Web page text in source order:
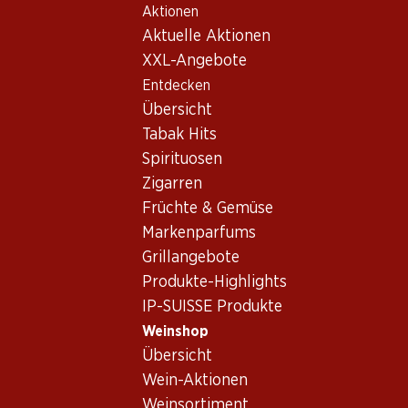
Aktionen
Aktuelle Aktionen
XXL-Angebote
Entdecken
Übersicht
Tabak Hits
Spirituosen
Zigarren
Früchte & Gemüse
Markenparfums
Grillangebote
Produkte-Highlights
IP-SUISSE Produkte
Weinshop
Übersicht
Wein-Aktionen
Wein/Champagner
Côtes de Provence
M Minuty Rosé Côtes de Provence AOP
Vorderseite Rückseite